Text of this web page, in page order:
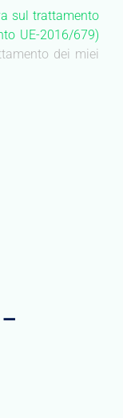
sul trattamento
UE-2016/679)
dei miei